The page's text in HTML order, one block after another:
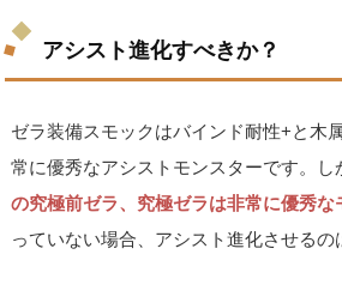
アシスト進化すべきか？
ゼラ装備スモックはバインド耐性+と木
常に優秀なアシストモンスターです。し
の究極前ゼラ、究極ゼラは非常に優秀な
っていない場合、アシスト進化させるの